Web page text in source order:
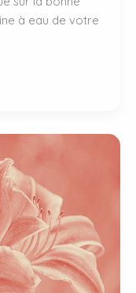
à eau de votre